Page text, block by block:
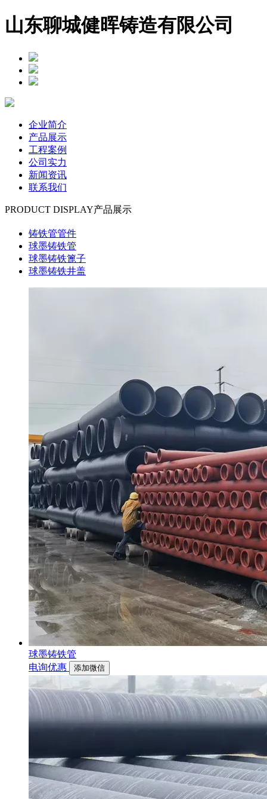
山东聊城健晖铸造有限公司
企业简介
产品展示
工程案例
公司实力
新闻资讯
联系我们
PRODUCT DISPLAY产品展示
铸铁管管件
球墨铸铁管
球墨铸铁篦子
球墨铸铁井盖
球墨铸铁管
电询优惠
添加微信